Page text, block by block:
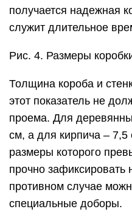
получается надежная
служит длительное
Рис. 4. Размеры
Толщина короба и
этот показатель не
проема. Для
см, а для кирпича – 7,5
размеры которого
прочно зафиксировать
противном случае
специальные доборы.